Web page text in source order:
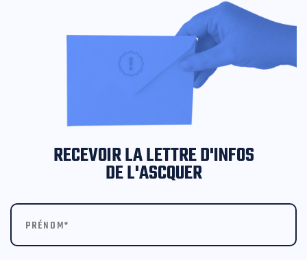
RECEVOIR LA LETTRE D'INFOS
DE L'ASCQUER